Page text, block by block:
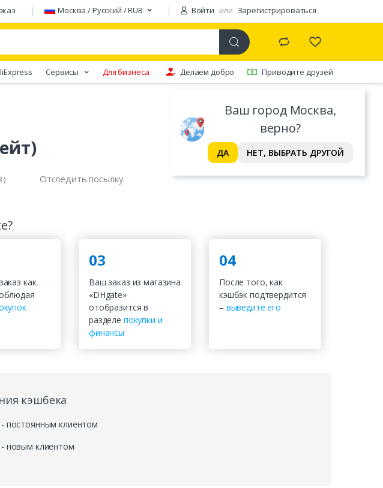
Москва / Русский / RUB Войти или Зарегистрироваться
Ваш город Москва,
верно?
ДА НЕТ, ВЫБРАТЬ ДРУГОЙ
Сервисы Для бизнеса Делаем добро Приводите друзей
) Отследить посылку
как
03
Ваш заказ из магазина
«DHgate»
отобразится в
разделе покупки и
финансы
04
После того, как
кэшбэк подтвердится
– выведите его
кэшбека
постоянным клиентом
новым клиентом